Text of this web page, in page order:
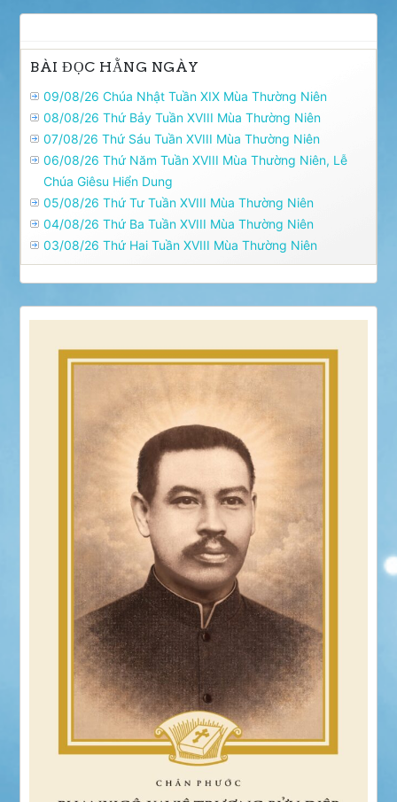
BÀI ĐỌC HẰNG NGÀY
09/08/26 Chúa Nhật Tuần XIX Mùa Thường Niên
08/08/26 Thứ Bảy Tuần XVIII Mùa Thường Niên
07/08/26 Thứ Sáu Tuần XVIII Mùa Thường Niên
06/08/26 Thứ Năm Tuần XVIII Mùa Thường Niên, Lễ
Chúa Giêsu Hiển Dung
05/08/26 Thứ Tư Tuần XVIII Mùa Thường Niên
04/08/26 Thứ Ba Tuần XVIII Mùa Thường Niên
03/08/26 Thứ Hai Tuần XVIII Mùa Thường Niên